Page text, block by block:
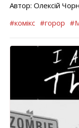
Автор: Олексій
#комікс #горор